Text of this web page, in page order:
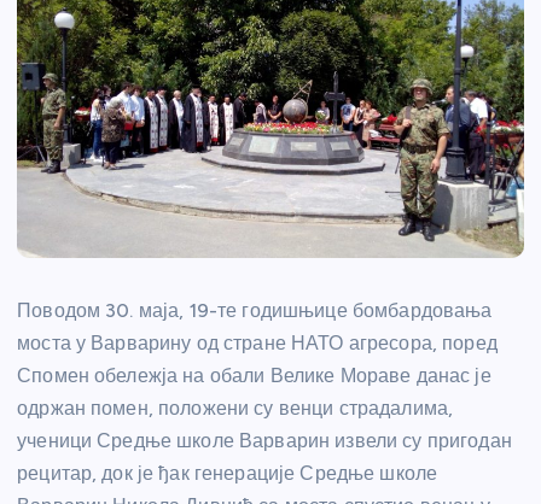
Поводом 30. маја, 19-те годишњице бомбардовања
моста у Варварину од стране НАТО агресора, поред
Спомен обележја на обали Велике Мораве данас је
одржан помен, положени су венци страдалима,
ученици Средње школе Варварин извели су пригодан
рецитар, док је ђак генерације Средње школе